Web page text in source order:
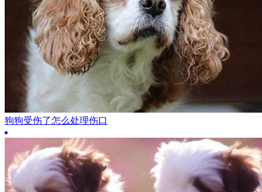
狗狗受伤了怎么处理伤口